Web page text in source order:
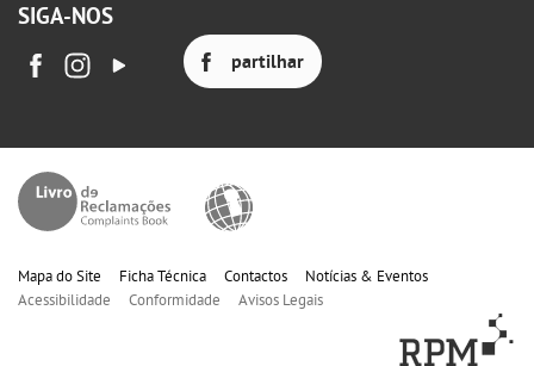
SIGA-NOS
partilhar
Mapa do Site Ficha Técnica Contactos
Notícias & Eventos
Acessibilidade
Conformidade Avisos Legais